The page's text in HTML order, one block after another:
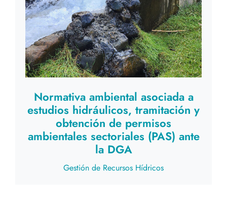
Normativa ambiental asociada a
estudios hidráulicos, tramitación y
obtención de permisos
ambientales sectoriales (PAS) ante
la DGA
Gestión de Recursos Hídricos